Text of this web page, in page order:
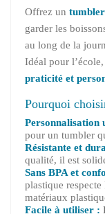
Offrez un
garder les
au long de la
Idéal pour
praticité et
Pourquoi
Personnalisation
pour un tumbler
Résistante et
qualité, il est
Sans BPA et
plastique
matériaux
Facile à utiliser :